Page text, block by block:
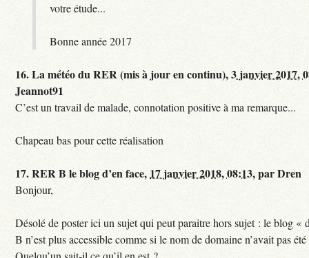
votre étude...
Bonne année 2017
16.La météo du RER (mis à jour en continu),3 janvier 2017,
Jeannot91
C’est un travail de malade, connotation positive à ma remarque...
Chapeau bas pour cette réalisation
17.RER B le blog d’en face, 17 janvier 2018, 08:13,parDren
Bonjour,
Désolé de poster ici un sujet qui peut paraitre hors sujet : le blog «
B n’est plus accessible comme si le nom de domaine n’avait pas